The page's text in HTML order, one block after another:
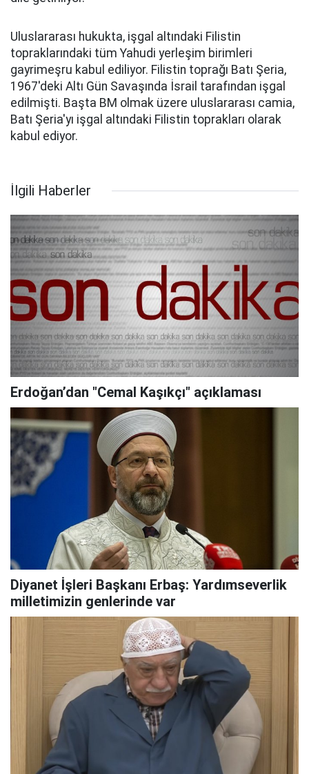
Uluslararası hukukta, işgal altındaki Filistin
topraklarındaki tüm Yahudi yerleşim birimleri
gayrimeşru kabul ediliyor. Filistin toprağı Batı Şeria,
1967'deki Altı Gün Savaşında İsrail tarafından işgal
edilmişti. Başta BM olmak üzere uluslararası camia,
Batı Şeria'yı işgal altındaki Filistin toprakları olarak
kabul ediyor.
İlgili Haberler
Erdoğan’dan "Cemal Kaşıkçı" açıklaması
Diyanet İşleri Başkanı Erbaş: Yardımseverlik
milletimizin genlerinde var